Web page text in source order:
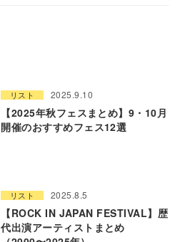
リスト 2025.9.10
【2025年秋フェスまとめ】9・10月
開催のおすすめフェス12選
リスト 2025.8.5
【ROCK IN JAPAN FESTIVAL】歴
代出演アーティストまとめ